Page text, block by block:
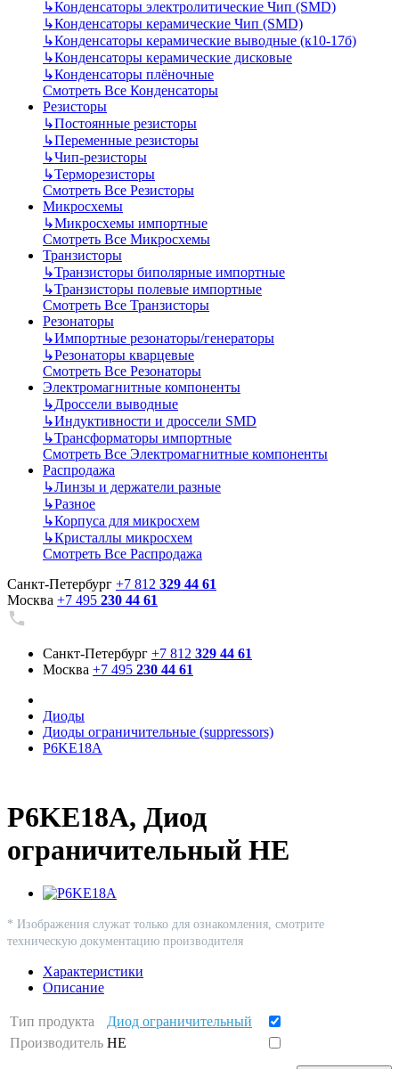
↳Конденсаторы электролитические Чип (SMD)
↳Конденсаторы керамические Чип (SMD)
↳Конденсаторы керамические выводные (к10-17б)
↳Конденсаторы керамические дисковые
↳Конденсаторы плёночные
Смотреть Все Конденсаторы
Резисторы
↳Постоянные резисторы
↳Переменные резисторы
↳Чип-резисторы
↳Терморезисторы
Смотреть Все Резисторы
Микросхемы
↳Микросхемы импортные
Смотреть Все Микросхемы
Транзисторы
↳Транзисторы биполярные импортные
↳Транзисторы полевые импортные
Смотреть Все Транзисторы
Резонаторы
↳Импортные резонаторы/генераторы
↳Резонаторы кварцевые
Смотреть Все Резонаторы
Электромагнитные компоненты
↳Дроссели выводные
↳Индуктивности и дроссели SMD
↳Трансформаторы импортные
Смотреть Все Электромагнитные компоненты
Распродажа
↳Линзы и держатели разные
↳Разное
↳Корпуса для микросхем
↳Кристаллы микросхем
Смотреть Все Распродажа
Санкт-Петербург +7 812 329 44 61
Москва +7 495 230 44 61
Санкт-Петербург +7 812 329 44 61
Москва +7 495 230 44 61
Диоды
Диоды ограничительные (suppressors)
P6KE18A
P6KE18A, Диод
ограничительный HE
* Изображения служат только для ознакомления, смотрите
техническую документацию производителя
Характеристики
Описание
Тип продукта
Диод ограничительный
Производитель HE